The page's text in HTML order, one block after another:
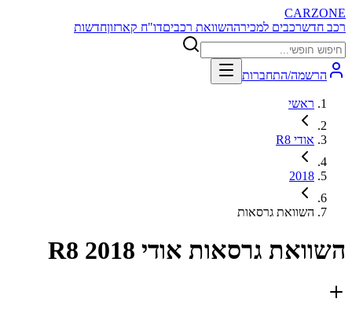
CARZONE
רכב חדשרכבים למכירההשוואת רכביםדו"ח קארזוןחדשות
הרשמה/התחברות
ראשי
אודי R8
2018
השוואת גרסאות
השוואת גרסאות אודי R8 2018